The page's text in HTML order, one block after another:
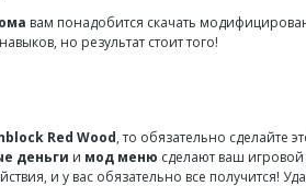
вам понадобится скачать
но результат стоит того!
Red Wood, то обязательно сделайте
деньги и мод меню сделают ваш
и у вас обязательно все получится!